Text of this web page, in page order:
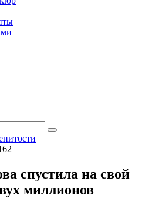
спустила на свой
миллионов